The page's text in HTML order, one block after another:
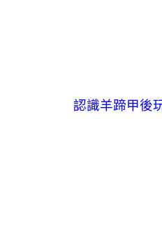
認識羊蹄甲後